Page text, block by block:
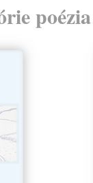
poézia